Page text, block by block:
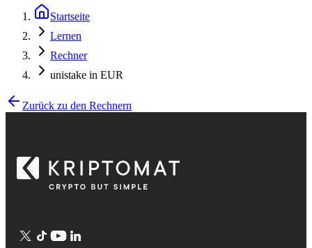
Startseite
Lernen
Rechner
unistake in EUR
Zurück zu den Rechnern